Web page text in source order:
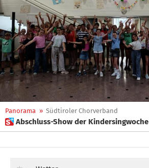
Panorama » Südtiroler Chorverband
 Abschluss-Show der Kindersingwoche